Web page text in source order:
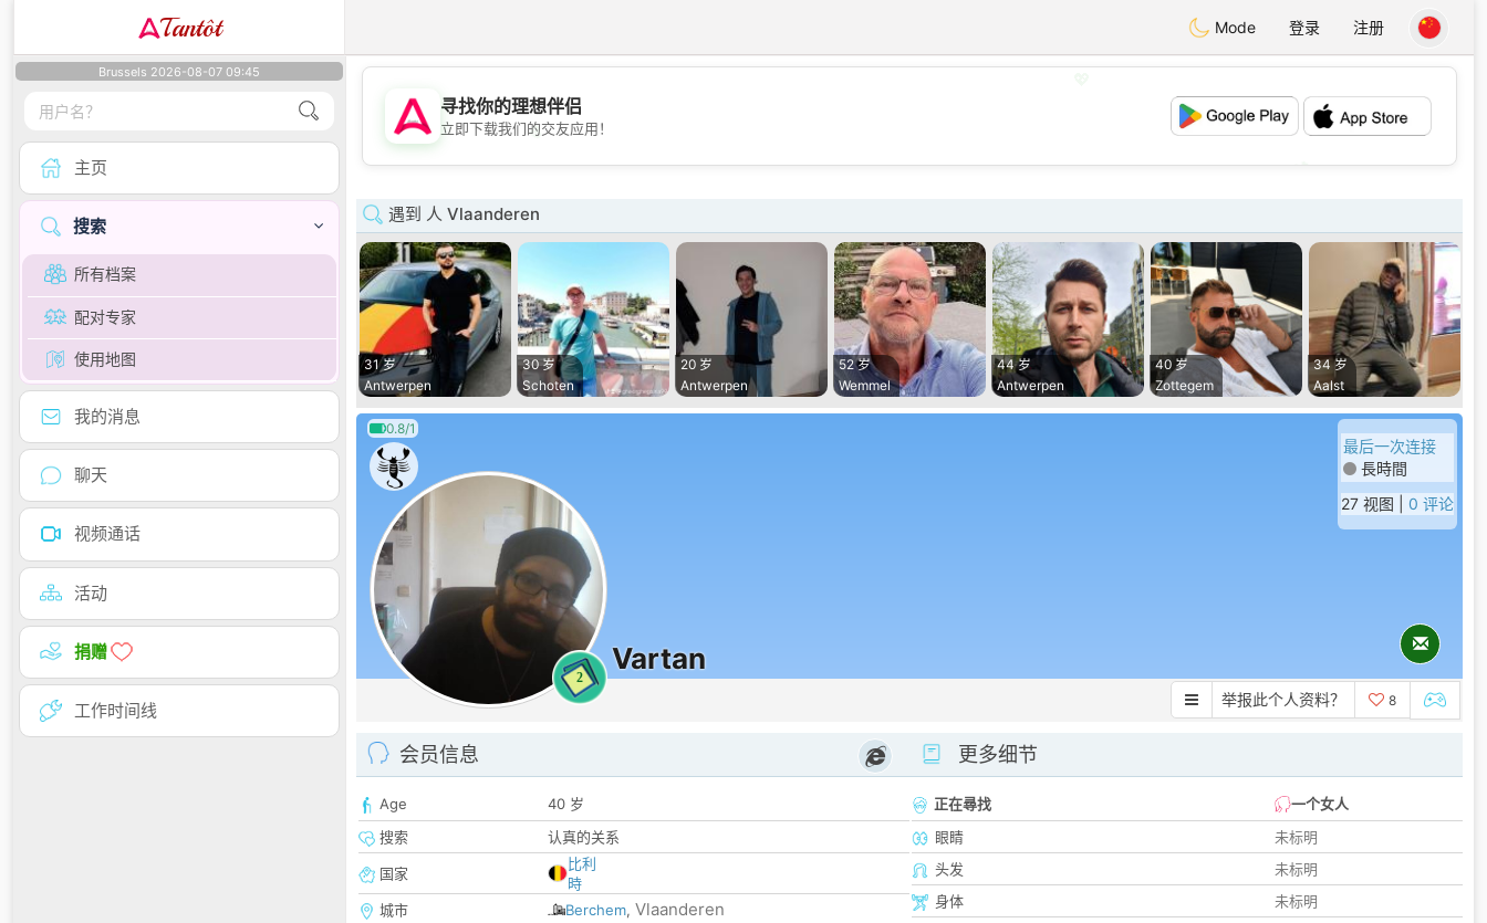
Tantôt Mode 登录 注册
Brussels 2026-08-07 09:45
主页
搜索
所有档案
配对专家
使用地图
我的消息
聊天
视频通话
活动
捐赠
工作时间线
💖
💕
寻找你的理想伴侣
立即下载我们的交友应用！
遇到 人 Vlaanderen
31 岁
Antwerpen
30 岁
Schoten
20 岁
Antwerpen
52 岁
Wemmel
44 岁
Antwerpen
40 岁
Zottegem
34 岁
Aalst
0.8/1
2
Vartan
最后一次连接
長時間
27 视图 | 0 评论
举报此个人资料？ 8
会员信息
Age
40 岁
搜索
认真的关系
国家
比利
時
城市
Berchem, Vlaanderen
更多细节
正在尋找
一个女人
眼睛
未标明
头发
未标明
身体
未标明